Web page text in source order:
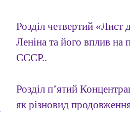
Розділ четвертий «Лист
Леніна та його вплив
СССР..
Розділ п’ятий
як різновид